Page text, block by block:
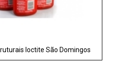
loctite São Domingos